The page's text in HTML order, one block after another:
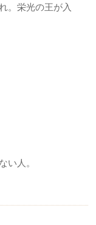
。栄光の王が入
い人。